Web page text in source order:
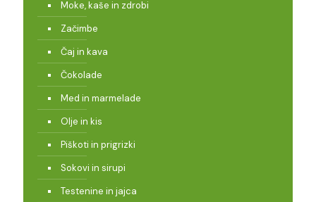
Moke, kaše in zdrobi
Začimbe
Čaj in kava
Čokolade
Med in marmelade
Olje in kis
Piškoti in prigrizki
Sokovi in sirupi
Testenine in jajca